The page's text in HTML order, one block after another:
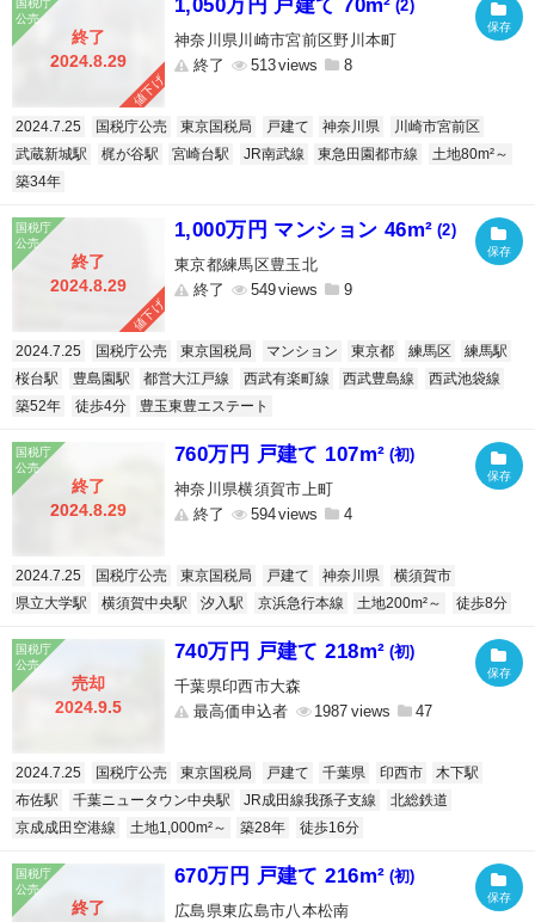
終了
2024.8.29
値下げ
1,050万円 戸建て 70m² (2)
神奈川県川崎市宮前区野川本町
終了
513 8
2024.7.25 国税庁公売 東京国税局 戸建て 神奈川県
川崎市宮前区
武蔵新城駅
梶が谷駅 宮崎台駅 JR南武線 東急田園都市線
土地80m²～
築34年
終了
2024.8.29
値下げ
1,000万円 マンション 46m² (2)
東京都練馬区豊玉北
終了
549 9
2024.7.25 国税庁公売 東京国税局 マンション 東京都 練馬区
練馬駅
桜台駅
豊島園駅 都営大江戸線 西武有楽町線 西武豊島線
西武池袋線
築52年
徒歩4分 豊玉東豊エステート
終了
2024.8.29
760万円 戸建て 107m² (初)
神奈川県横須賀市上町
終了
594 4
2024.7.25 国税庁公売 東京国税局 戸建て 神奈川県
横須賀市
県立大学駅
横須賀中央駅 汐入駅 京浜急行本線 土地200m²～ 徒歩8分
売却
2024.9.5
740万円 戸建て 218m² (初)
千葉県印西市大森
最高価申込者
1987 47
2024.7.25 国税庁公売 東京国税局 戸建て 千葉県 印西市
木下駅
布佐駅
千葉ニュータウン中央駅 JR成田線我孫子支線
北総鉄道
京成成田空港線
土地1,000m²～ 築28年 徒歩16分
終了
670万円 戸建て 216m² (初)
広島県東広島市八本松南